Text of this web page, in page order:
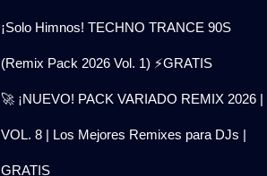
¡Solo Himnos! TECHNO TRANCE 90S
(Remix Pack 2026 Vol. 1) ⚡GRATIS
🚀 ¡NUEVO! PACK VARIADO REMIX 2026 |
VOL. 8 | Los Mejores Remixes para DJs |
GRATIS